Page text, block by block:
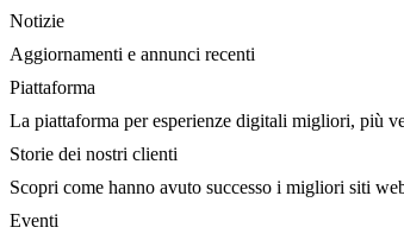
Notizie
Aggiornamenti e annunci recenti
Piattaforma
La piattaforma per esperienze digitali migliori, più
Storie dei nostri clienti
Scopri come hanno avuto successo i migliori siti
Eventi